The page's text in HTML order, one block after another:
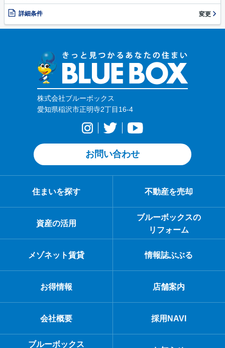
詳細条件 変更
株式会社ブルーボックス
愛知県稲沢市正明寺2丁目16-4
お問い合わせ
住まいを探す 不動産を売却
資産の活用
ブルーボックスの
リフォーム
メゾネット賃貸 情報誌ぶぶる
お得情報 店舗案内
会社概要 採用NAVI
ブルーボックス